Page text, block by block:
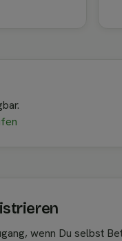
wenn Du selbst